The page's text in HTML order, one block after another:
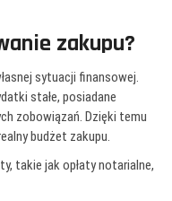
zakupu?
sytuacji finansowej.
stałe, posiadane
zobowiązań. Dzięki temu
budżet zakupu.
takie jak opłaty notarialne,